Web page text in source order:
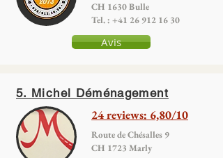
CH 1630 Bulle
Tel. : +41 26 912 16 30
Avis
5. Michel Déménagement
24 reviews: 6,80/10
Route de Chésalles 9
CH 1723 Marly